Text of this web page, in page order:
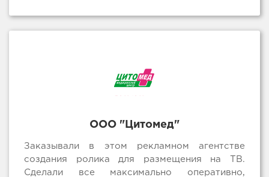
ООО "Цитомед"
Заказывали в этом рекламном агентстве
создания ролика для размещения на ТВ.
Сделали все максимально оперативно,